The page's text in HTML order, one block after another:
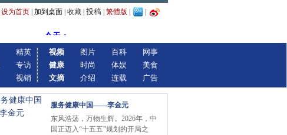
设为首页 加到桌面 收藏 投稿 繁體版
精英
专访
视销
视频
健康
文摘
图片
时尚
介绍
百科
体娱
连载
网事
美食
广告
服务健康中国——李金元
东风浩荡，万物生辉。2026年，中
国正迈入“十五五”规划的开局之